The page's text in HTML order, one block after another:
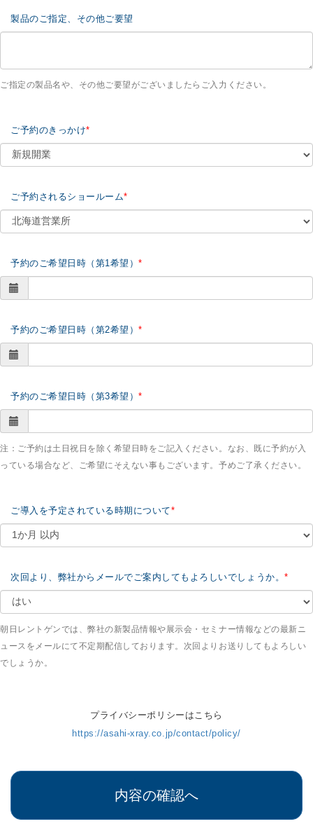
製品のご指定、その他ご要望
ご指定の製品名や、その他ご要望がございましたらご入力ください。
ご予約のきっかけ
ご予約されるショールーム
予約のご希望日時（第1希望）
予約のご希望日時（第2希望）
予約のご希望日時（第3希望）
注：ご予約は土日祝日を除く希望日時をご記入ください。なお、既に予約が入
っている場合など、ご希望にそえない事もございます。予めご了承ください。
ご導入を予定されている時期について
次回より、弊社からメールでご案内してもよろしいでしょうか。
朝日レントゲンでは、弊社の新製品情報や展示会・セミナー情報などの最新ニ
ュースをメールにて不定期配信しております。次回よりお送りしてもよろしい
でしょうか。
プライバシーポリシーはこちら
https://asahi-xray.co.jp/contact/policy/
内容の確認へ